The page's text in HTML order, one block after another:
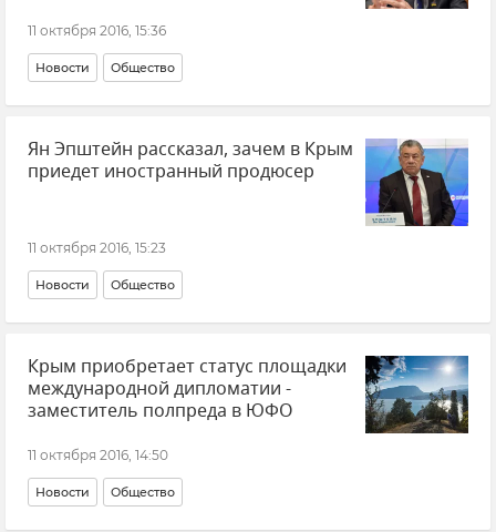
11 октября 2016, 15:36
Новости Общество
Ян Эпштейн рассказал, зачем в Крым
приедет иностранный продюсер
11 октября 2016, 15:23
Новости Общество
Крым приобретает статус площадки
международной дипломатии -
заместитель полпреда в ЮФО
11 октября 2016, 14:50
Новости Общество